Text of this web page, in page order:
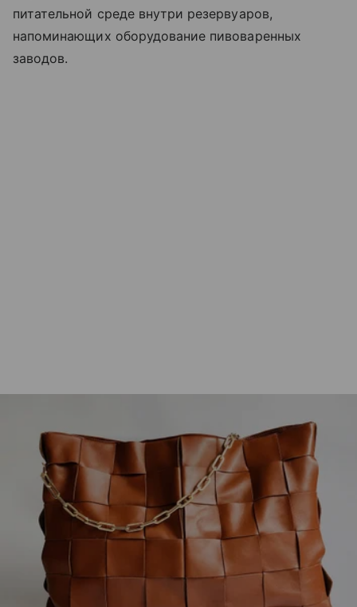
питательной среде внутри резервуаров,
напоминающих оборудование пивоваренных
заводов.